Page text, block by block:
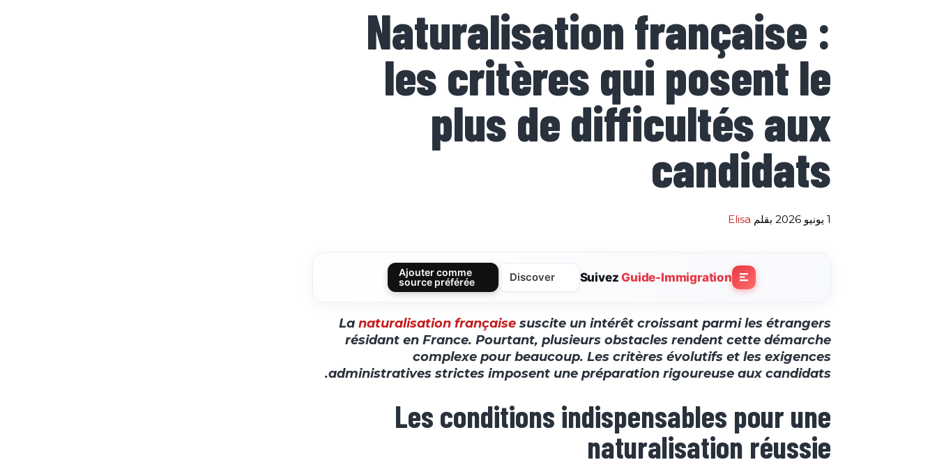
Naturalisation française :
les critères qui posent le
plus de difficultés aux
candidats
1 يونيو 2026 بقلم Elisa
SuivezGuide-Immigration
Discover
Ajouter comme
source préférée
La naturalisation française suscite un intérêt croissant parmi les étrangers
résidant en France. Pourtant, plusieurs obstacles rendent cette démarche
complexe pour beaucoup. Les critères évolutifs et les exigences
administratives strictes imposent une préparation rigoureuse aux candidats.
Les conditions indispensables pour une
naturalisation réussie